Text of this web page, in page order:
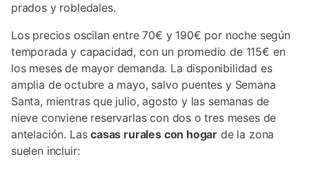
prados y robledales.
Los precios oscilan entre 70€ y 190€ por noche según
temporada y capacidad, con un promedio de 115€ en
los meses de mayor demanda. La disponibilidad es
amplia de octubre a mayo, salvo puentes y Semana
Santa, mientras que julio, agosto y las semanas de
nieve conviene reservarlas con dos o tres meses de
antelación. Lascasas rurales con hogar de la zona
suelen incluir: